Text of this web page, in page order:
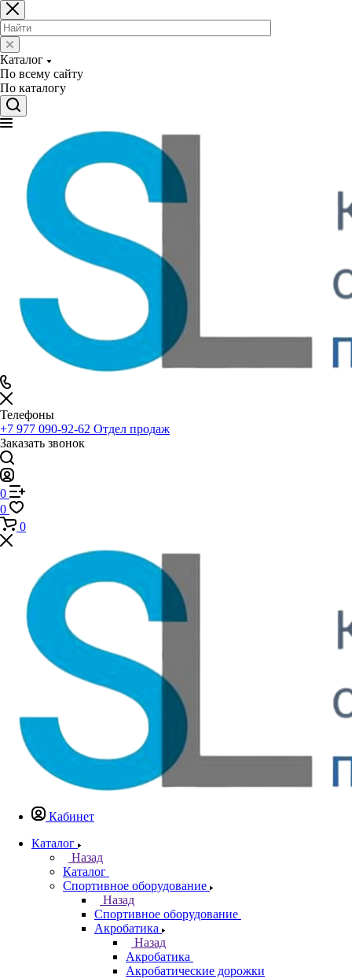
Каталог
По всему сайту
По каталогу
Телефоны
+7 977 090-92-62 Отдел продаж
Заказать звонок
0
0
0
Кабинет
Каталог
Назад
Каталог
Спортивное оборудование
Назад
Спортивное оборудование
Акробатика
Назад
Акробатика
Акробатические дорожки